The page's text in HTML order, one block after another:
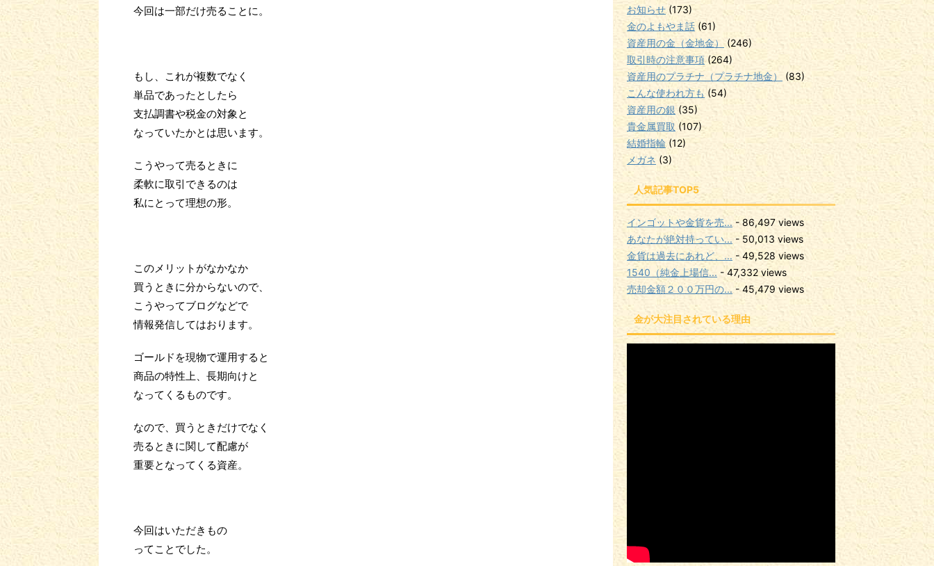
今回は一部だけ売ることに。
もし、これが複数でなく
単品であったとしたら
支払調書や税金の対象と
なっていたかとは思います。
こうやって売るときに
柔軟に取引できるのは
私にとって理想の形。
このメリットがなかなか
買うときに分からないので、
こうやってブログなどで
情報発信してはおります。
ゴールドを現物で運用すると
商品の特性上、長期向けと
なってくるものです。
なので、買うときだけでなく
売るときに関して配慮が
重要となってくる資産。
今回はいただきもの
ってことでした。
お知らせ (173)
金のよもやま話 (61)
資産用の金（金地金）
(246)
取引時の注意事項(264)
資産用のプラチナ（プラチナ地金）
(83)
こんな使われ方も (54)
資産用の銀 (35)
貴金属買取 (107)
結婚指輪 (12)
メガネ (3)
人気記事TOP5
インゴットや金貨を売... - 86,497 views
あなたが絶対持ってい... - 50,013 views
金貨は過去にあれど、... - 49,528 views
1540（純金上場信... - 47,332 views
売却金額２００万円の... - 45,479 views
金が大注目されている理由